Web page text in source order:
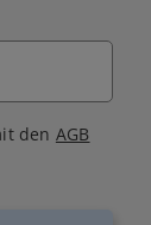
den AGB